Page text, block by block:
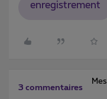
enregistrement
3 commentaires